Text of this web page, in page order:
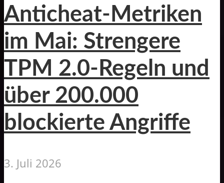
Anticheat-Metriken
im Mai: Strengere
TPM 2.0-Regeln und
über 200.000
blockierte Angriffe
3. Juli 2026